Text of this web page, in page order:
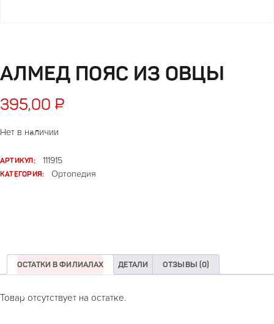
АЛМЕД ПОЯС ИЗ ОВЦЫ
395,00 ₽
Нет в наличии
АРТИКУЛ:
111915
КАТЕГОРИЯ:
Ортопедия
ОСТАТКИ В ФИЛИАЛАХ ДЕТАЛИ ОТЗЫВЫ (0)
Товар отсутствует на остатке.